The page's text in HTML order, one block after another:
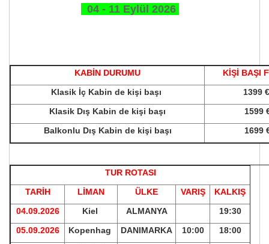
04 - 11 Eylül 2026
KABİN DURUMU
KİŞİ BAŞI
Klasik İç Kabin de kişi başı
1399
Klasik Dış Kabin de kişi başı
1599
Balkonlu Dış Kabin de kişi başı
1699
TUR ROTASI
TARİH
LİMAN ÜLKE VARIŞ
KALKIŞ
04.09.2026
Kiel ALMANYA
19:30
05.09.2026
Kopenhag DANIMARKA 10:00 18:00